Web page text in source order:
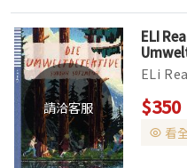
請洽客服
ELI
+CD
ELi
系列書
有可能
下載
$350
看